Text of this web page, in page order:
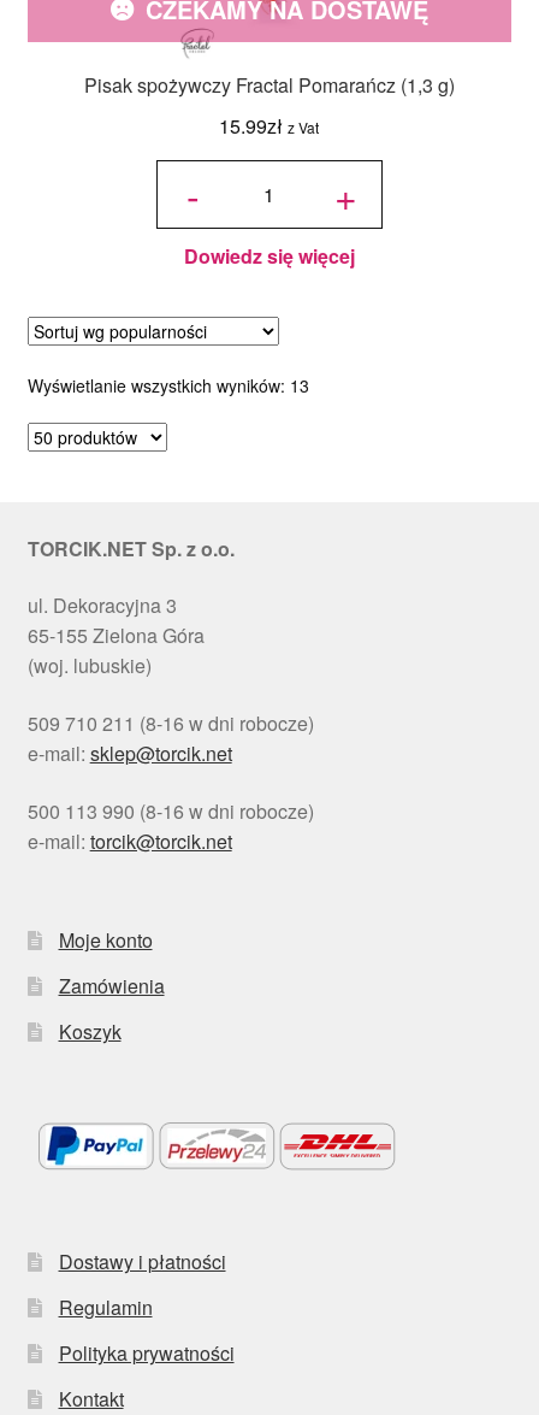
Pisak spożywczy Fractal Pomarańcz (1,3 g)
15.99zł z Vat
CZEKAMY NA DOSTAWĘ
-
ilość Pisak
Pomarańcz
(1,3 g) +
Dowiedz się więcej
Wyświetlanie wszystkich wyników: 13Posortowane
TORCIK.NET Sp. z o.o.
ul. Dekoracyjna 3
65-155 Zielona Góra
(woj. lubuskie)
509 710 211 (8-16 w dni robocze)
e-mail: sklep@torcik.net
500 113 990 (8-16 w dni robocze)
e-mail: torcik@torcik.net
Moje konto
Zamówienia
Koszyk
Dostawy i płatności
Regulamin
Polityka prywatności
Kontakt